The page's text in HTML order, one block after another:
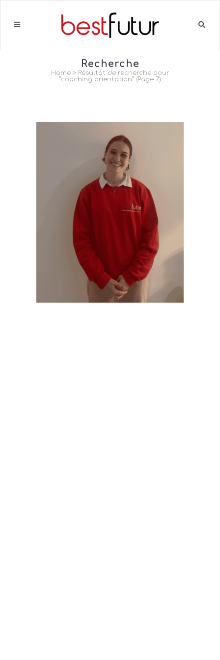
Recherche
Home> Résultat de recherche pour
"coaching orientation" (Page 7)